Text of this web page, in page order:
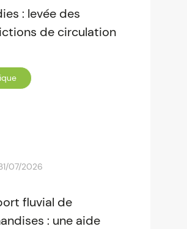
: levée des
de circulation
07/2026
fluvial de
: une aide